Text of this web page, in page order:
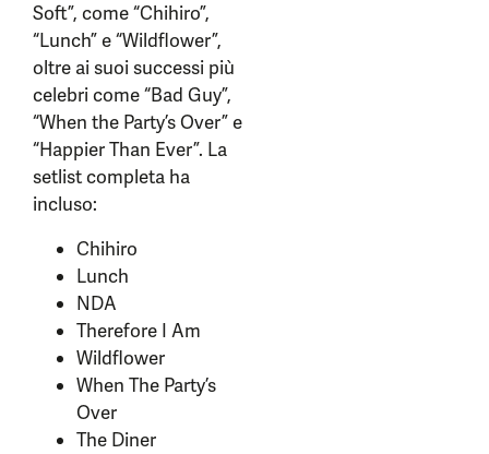
Soft”, come “Chihiro”,
“Lunch” e “Wildflower”,
oltre ai suoi successi più
celebri come “Bad Guy”,
“When the Party’s Over” e
“Happier Than Ever”. La
setlist completa ha
incluso:
Chihiro
Lunch
NDA
Therefore I Am
Wildflower
When The Party’s
Over
The Diner